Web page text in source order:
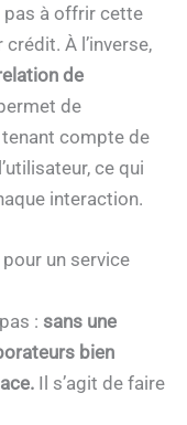
pas à offrir cette
À l’inverse,
de
de
compte de
ce qui
interaction.
un service
: sans une
bien
Il s’agit de faire